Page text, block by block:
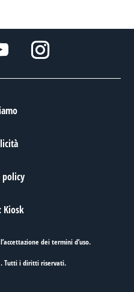
policy
Kiosk
deitermini d’uso.
Tutti i diritti riservati.